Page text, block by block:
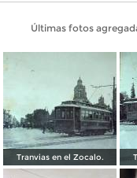
Últimas fotos
Tranvias en el Zocalo.